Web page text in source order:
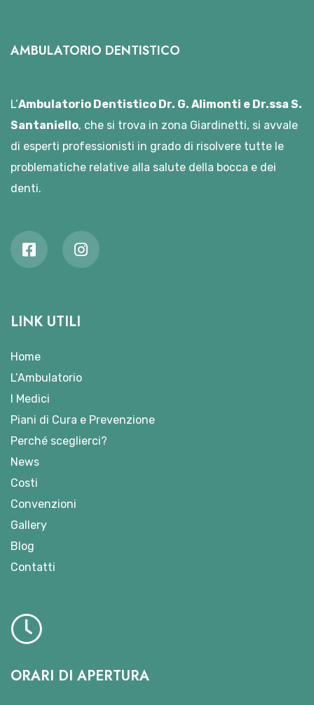
AMBULATORIO DENTISTICO
L’Ambulatorio Dentistico Dr. G. Alimonti e Dr.ssa S.
Santaniello, che si trova in zona Giardinetti, si avvale
di esperti professionisti in grado di risolvere tutte le
problematiche relative alla salute della bocca e dei
denti.
LINK UTILI
Home
L’Ambulatorio
I Medici
Piani di Cura e Prevenzione
Perché sceglierci?
News
Costi
Convenzioni
Gallery
Blog
Contatti
ORARI DI APERTURA